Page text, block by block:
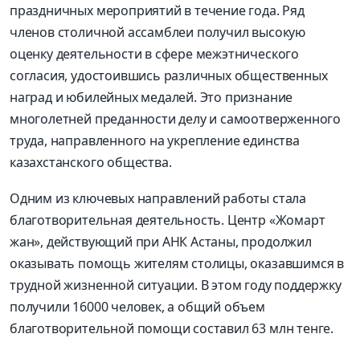
праздничных мероприятий в течение года. Ряд
членов столичной ассамблеи получил высокую
оценку деятельности в сфере межэтнического
согласия, удостоившись различных общественных
наград и юбилейных медалей. Это признание
многолетней преданности делу и самоотверженного
труда, направленного на укрепление единства
казахстанского общества.
Одним из ключевых направлений работы стала
благотворительная деятельность. Центр «Жомарт
жан», действующий при АНК Астаны, продолжил
оказывать помощь жителям столицы, оказавшимся в
трудной жизненной ситуации. В этом году поддержку
получили 16000 человек, а общий объем
благотворительной помощи составил 63 млн тенге.